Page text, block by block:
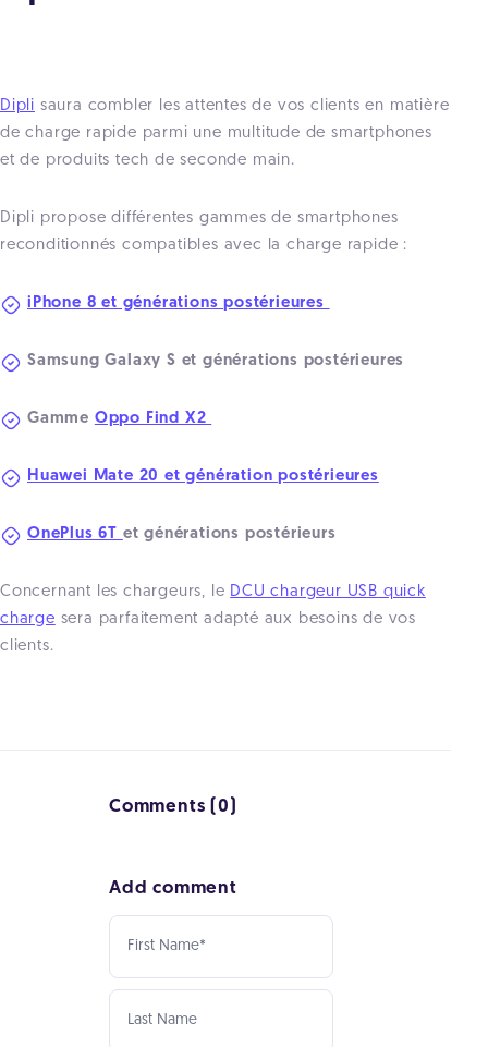
Dipli saura combler les attentes de vos clients en matière
de charge rapide parmi une multitude de smartphones
et de produits tech de seconde main.
Dipli propose différentes gammes de smartphones
reconditionnés compatibles avec la charge rapide :
iPhone 8 et générations postérieures
Samsung Galaxy S et générations postérieures
Gamme Oppo Find X2
Huawei Mate 20 et génération postérieures
OnePlus 6T et générations postérieurs
Concernant les chargeurs, le DCU chargeur USB quick
charge sera parfaitement adapté aux besoins de vos
clients.
Comments (0)
Add comment